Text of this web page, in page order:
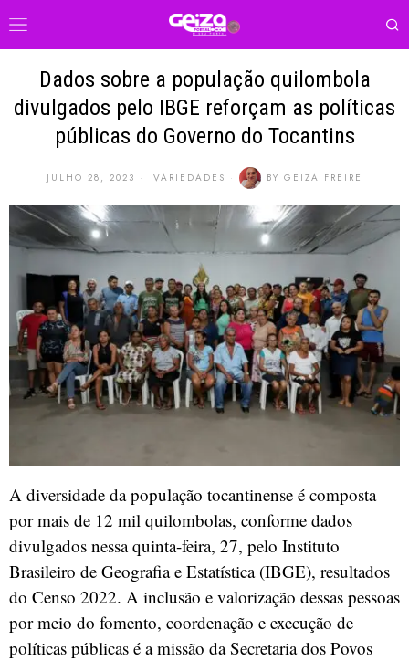
Dados sobre a população quilombola
divulgados pelo IBGE reforçam as políticas
públicas do Governo do Tocantins
JULHO 28, 2023 VARIEDADES BY GEIZA FREIRE
A diversidade da população tocantinense é composta
por mais de 12 mil quilombolas, conforme dados
divulgados nessa quinta-feira, 27, pelo Instituto
Brasileiro de Geografia e Estatística (IBGE), resultados
do Censo 2022. A inclusão e valorização dessas pessoas
por meio do fomento, coordenação e execução de
políticas públicas é a missão da Secretaria dos Povos